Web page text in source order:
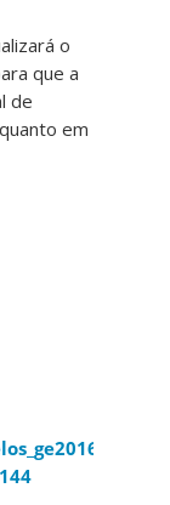
o
que a
de
em